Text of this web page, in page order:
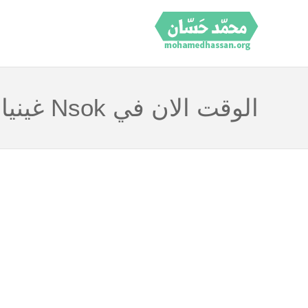
الوقت الان في Nsok غينيا الإستوائية